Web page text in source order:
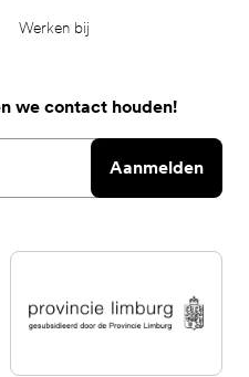
Werken bij
we contact houden!
Aanmelden